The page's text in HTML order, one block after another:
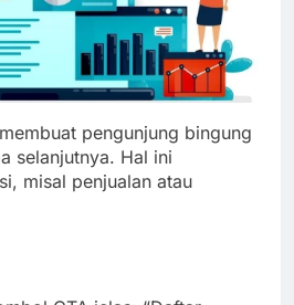
pengunjung bingung
selanjutnya. Hal ini
misal penjualan atau